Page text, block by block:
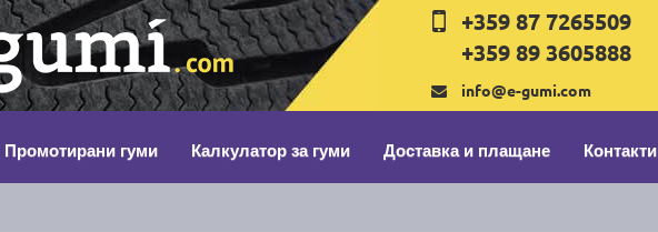
+359 87 7265509
+359 89 3605888
info@e-gumi.com
Промотирани гуми Калкулатор за гуми Доставка и плащане Контакти